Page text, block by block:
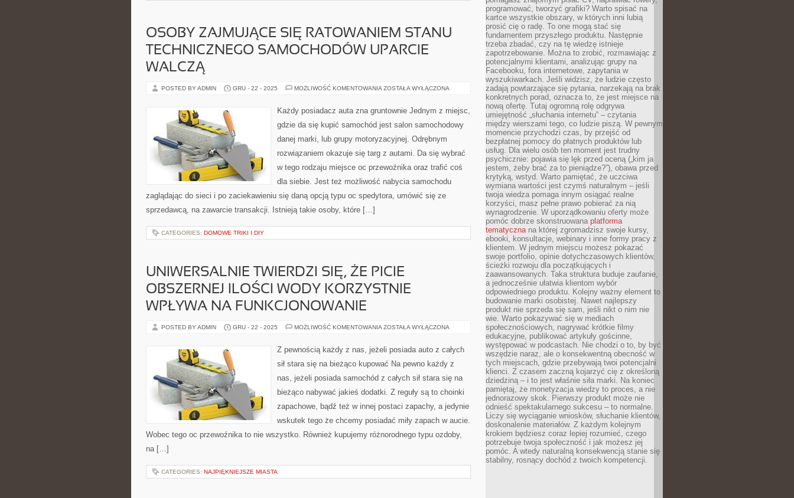
OSOBY ZAJMUJĄCE SIĘ RATOWANIEM STANU
TECHNICZNEGO SAMOCHODÓW UPARCIE
WALCZĄ
POSTED BY ADMIN GRU - 22 - 2025 MOŻLIWOŚĆ KOMENTOWANIA OSOBY
RATOWANIEM
STANU
SAMOCHODÓW
WALCZĄ
ZOSTAŁA WYŁĄCZONA
Każdy posiadacz auta zna gruntownie Jednym z miejsc,
gdzie da się kupić samochód jest salon samochodowy
danej marki, lub grupy motoryzacyjnej. Odrębnym
rozwiązaniem okazuje się targ z autami. Da się wybrać
w tego rodzaju miejsce oc przewoźnika oraz trafić coś
dla siebie. Jest też możliwość nabycia samochodu
zaglądając do sieci i po zaciekawieniu się daną opcją typu oc spedytora, umówić się ze
sprzedawcą, na zawarcie transakcji. Istnieją takie osoby, które […]
CATEGORIES: DOMOWE TRIKI I DIY
UNIWERSALNIE TWIERDZI SIĘ, ŻE PICIE
OBSZERNEJ ILOŚCI WODY KORZYSTNIE
WPŁYWA NA FUNKCJONOWANIE
POSTED BY ADMIN GRU - 22 - 2025 MOŻLIWOŚĆ KOMENTOWANIA UNIWERSALNIE
ŻE
PICIE
ILOŚCI
KORZYSTNIE
NA
FUNKCJONOWANIE
ZOSTAŁA WYŁĄCZONA
Z pewnością każdy z nas, jeżeli posiada auto z całych
sił stara się na bieżąco kupować Na pewno każdy z
nas, jeżeli posiada samochód z całych sił stara się na
bieżąco nabywać jakieś dodatki. Z reguły są to choinki
zapachowe, bądź też w innej postaci zapachy, a jedynie
wskutek tego że chcemy posiadać miły zapach w aucie.
Wobec tego oc przewoźnika to nie wszystko. Również kupujemy różnorodnego typu ozdoby,
na […]
CATEGORIES: NAJPIĘKNIEJSZE MIASTA
programować, tworzyć grafiki? Warto spisać na
kartce wszystkie obszary, w których inni lubią
prosić cię o radę. To one mogą stać się
fundamentem przyszłego produktu. Następnie
trzeba zbadać, czy na tę wiedzę istnieje
zapotrzebowanie. Można to zrobić, rozmawiając z
potencjalnymi klientami, analizując grupy na
Facebooku, fora internetowe, zapytania w
wyszukiwarkach. Jeśli widzisz, że ludzie często
zadają powtarzające się pytania, narzekają na brak
konkretnych porad, oznacza to, że jest miejsce na
nową ofertę. Tutaj ogromną rolę odgrywa
umiejętność „słuchania internetu” – czytania
między wierszami tego, co ludzie piszą. W pewnym
momencie przychodzi czas, by przejść od
bezpłatnej pomocy do płatnych produktów lub
usług. Dla wielu osób ten moment jest trudny
psychicznie: pojawia się lęk przed oceną („kim ja
jestem, żeby brać za to pieniądze?”), obawa przed
krytyką, wstyd. Warto pamiętać, że uczciwa
wymiana wartości jest czymś naturalnym – jeśli
twoja wiedza pomaga innym osiągać realne
korzyści, masz pełne prawo pobierać za nią
wynagrodzenie. W uporządkowaniu oferty może
pomóc dobrze skonstruowana platforma
tematycznana której zgromadzisz swoje kursy,
ebooki, konsultacje, webinary i inne formy pracy z
klientem. W jednym miejscu możesz pokazać
swoje portfolio, opinie dotychczasowych klientów,
ścieżki rozwoju dla początkujących i
zaawansowanych. Taka struktura buduje zaufanie,
a jednocześnie ułatwia klientom wybór
odpowiedniego produktu. Kolejny ważny element to
budowanie marki osobistej. Nawet najlepszy
produkt nie sprzeda się sam, jeśli nikt o nim nie
wie. Warto pokazywać się w mediach
społecznościowych, nagrywać krótkie filmy
edukacyjne, publikować artykuły gościnne,
występować w podcastach. Nie chodzi o to, by być
wszędzie naraz, ale o konsekwentną obecność w
tych miejscach, gdzie przebywają twoi potencjalni
klienci. Z czasem zaczną kojarzyć cię z określoną
dziedziną – i to jest właśnie siła marki. Na koniec
pamiętaj, że monetyzacja wiedzy to proces, a nie
jednorazowy skok. Pierwszy produkt może nie
odnieść spektakularnego sukcesu – to normalne.
Liczy się wyciąganie wniosków, słuchanie klientów,
doskonalenie materiałów. Z każdym kolejnym
krokiem będziesz coraz lepiej rozumieć, czego
potrzebuje twoja społeczność i jak możesz jej
pomóc. A wtedy naturalną konsekwencją stanie się
stabilny, rosnący dochód z twoich kompetencji.